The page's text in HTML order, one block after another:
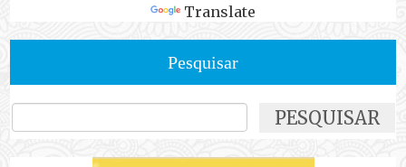
Translate
Pesquisar